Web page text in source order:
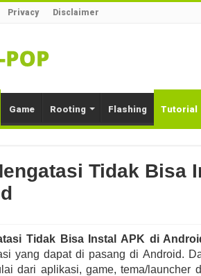
Privacy Disclaimer
Game Rooting Flashing Tutorial
Tidak Bisa
Tidak Bisa Instal APK di
yang dapat di pasang di Android.
dari aplikasi, game, tema/launcher